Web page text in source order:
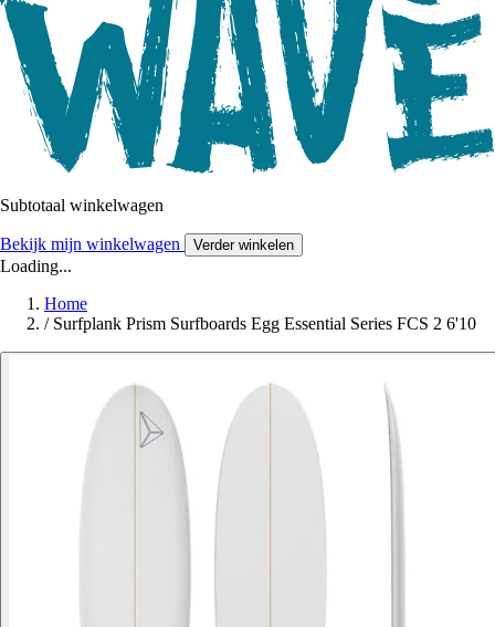
Subtotaal winkelwagen
Bekijk mijn winkelwagen Verder winkelen
Loading...
Home
/ Surfplank Prism Surfboards Egg Essential Series FCS 2 6'10